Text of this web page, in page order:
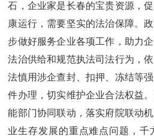
石，企业家是长春的宝贵资源，
康运行，需要坚实的法治保障。
步做好服务企业各项工作，助力
法治供给和规范执法司法行为，
法慎用涉企查封、扣押、冻结等
件办理，切实维护企业合法权益
能部门协同联动，落实府院联动
业生存发展的重点难点问题，千